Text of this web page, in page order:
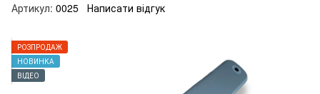
Артикул: 0025 Написати відгук
РОЗПРОДАЖ
НОВИНКА
ВІДЕО